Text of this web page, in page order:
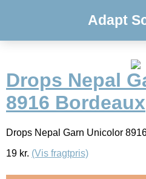
Adapt
Drops Nepal
8916 Bordeaux
Drops Nepal Garn Unicolor
19 kr. (Vis fragtpris)